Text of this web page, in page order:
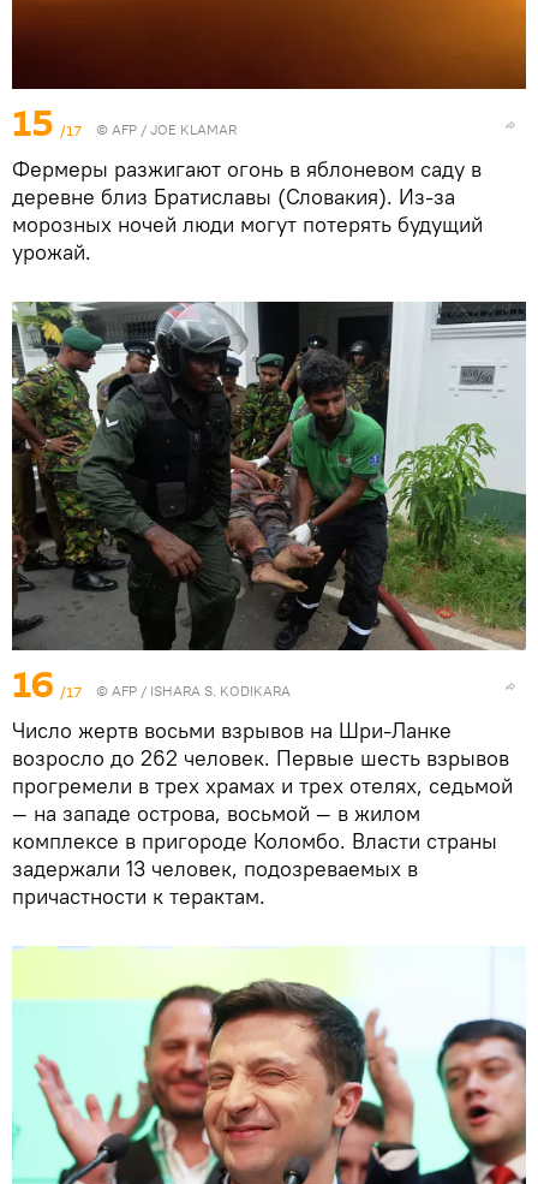
15 /17 © AFP / JOE KLAMAR
Фермеры разжигают огонь в яблоневом саду в
деревне близ Братиславы (Словакия). Из-за
морозных ночей люди могут потерять будущий
урожай.
16 /17 © AFP / ISHARA S. KODIKARA
Число жертв восьми взрывов на Шри-Ланке
возросло до 262 человек. Первые шесть взрывов
прогремели в трех храмах и трех отелях, седьмой
— на западе острова, восьмой — в жилом
комплексе в пригороде Коломбо. Власти страны
задержали 13 человек, подозреваемых в
причастности к терактам.